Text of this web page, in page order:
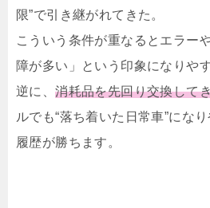
限”で引き継がれてきた。
こういう条件が重なるとエラー
障が多い」という印象になりや
逆に、消耗品を先回り交換して
ルでも“落ち着いた日常車”にな
履歴が勝ちます。